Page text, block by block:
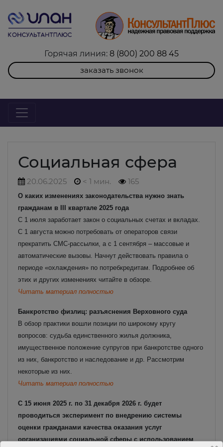
Горячая линия: 8 (800) 200 88 45
заказать звонок
Социальная сфера
20.06.2025 < 1 мин. 165
О каких изменениях законодательства нужно знать
гражданам в III квартале 2025 года
С 1 июля заработает закон о социальных счетах и вкладах.
С 1 августа можно потребовать от операторов связи
прекратить СМС-рассылки, а с 1 сентября – массовые и
автоматические вызовы. Начнут действовать правила о
периоде «охлаждения» по потребкредитам. Подробнее об
этих и других изменениях читайте в обзоре.
Читать материал полностью
Банкротство физлиц: разъяснения Верховного суда
В обзор практики вошли позиции по широкому кругу
вопросов: судьба единственного жилья должника,
имущественное положение супругов при банкротстве одного
из них, банкротство и наследование и др. Рассмотрим
некоторые из них.
Читать материал полностью
С 15 июня 2025 г. по 31 декабря 2026 г. будет
проводиться эксперимент по внедрению системы
оценки гражданами качества оказания услуг
организациями социальной сферы с использованием